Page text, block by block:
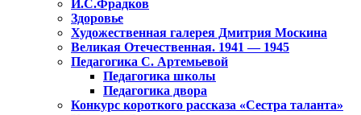
И.С.Фрадков
Здоровье
Художественная галерея Дмитрия Москина
Великая Отечественная. 1941 — 1945
Педагогика С. Артемьевой
Педагогика школы
Педагогика двора
Конкурс короткого рассказа «Сестра таланта»